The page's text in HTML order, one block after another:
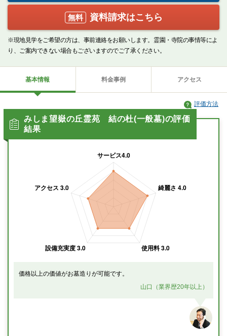
無料 資料請求はこちら
※現地見学をご希望の方は、事前連絡をお願いします。霊園・寺院の事情等によ
り、ご案内できない場合もございますのでご了承ください。
基本情報 料金事例 アクセス
みしま望嶽の丘霊苑 結の杜(一般墓)の評価
結果
評価方法
価格以上の価値がお墓造りが可能です。
山口（業界歴20年以上）